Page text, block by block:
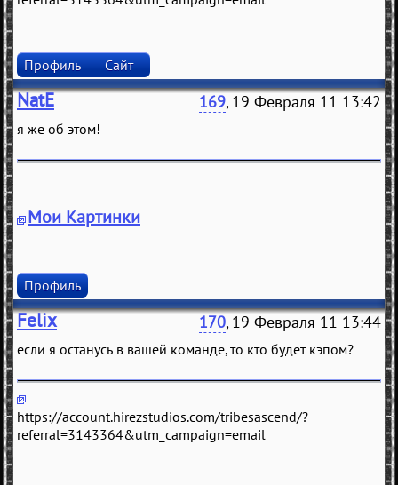
Профиль Сайт
NatE 169, 19 Февраля 11 13:42
я же об этом!
Мои Картинки
Профиль
Felix 170, 19 Февраля 11 13:44
eсли я остaнусь в вaшeй комaндe, то кто будeт кэпом?
https://account.hirezstudios.com/tribesascend/?
referral=3143364&utm_campaign=email